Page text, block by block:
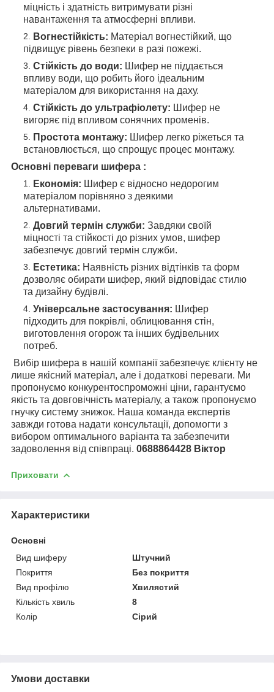
міцність і здатність витримувати різні
навантаження та атмосферні впливи.
Вогнестійкість: Матеріал вогнестійкий, що
підвищує рівень безпеки в разі пожежі.
Стійкість до води: Шифер не піддається
впливу води, що робить його ідеальним
матеріалом для використання на даху.
Стійкість до ультрафіолету: Шифер не
вигоряє під впливом сонячних променів.
Простота монтажу: Шифер легко ріжеться та
встановлюється, що спрощує процес монтажу.
Основні переваги шифера :
Економія: Шифер є відносно недорогим
матеріалом порівняно з деякими
альтернативами.
Довгий термін служби: Завдяки своїй
міцності та стійкості до різних умов, шифер
забезпечує довгий термін служби.
Естетика: Наявність різних відтінків та форм
дозволяє обирати шифер, який відповідає стилю
та дизайну будівлі.
Універсальне застосування: Шифер
підходить для покрівлі, облицювання стін,
виготовлення огорож та інших будівельних
потреб.
Вибір шифера в нашій компанії забезпечує клієнту не
лише якісний матеріал, але і додаткові переваги. Ми
пропонуємо конкурентоспроможні ціни, гарантуємо
якість та довговічність матеріалу, а також пропонуємо
гнучку систему знижок. Наша команда експертів
завжди готова надати консультації, допомогти з
вибором оптимального варіанта та забезпечити
задоволення від співпраці. 0688864428 Віктор
Приховати
Характеристики
Основні
Вид шиферу
Штучний
Покриття
Без покриття
Вид профілю
Хвилястий
Кількість хвиль
8
Колір
Сірий
Умови доставки